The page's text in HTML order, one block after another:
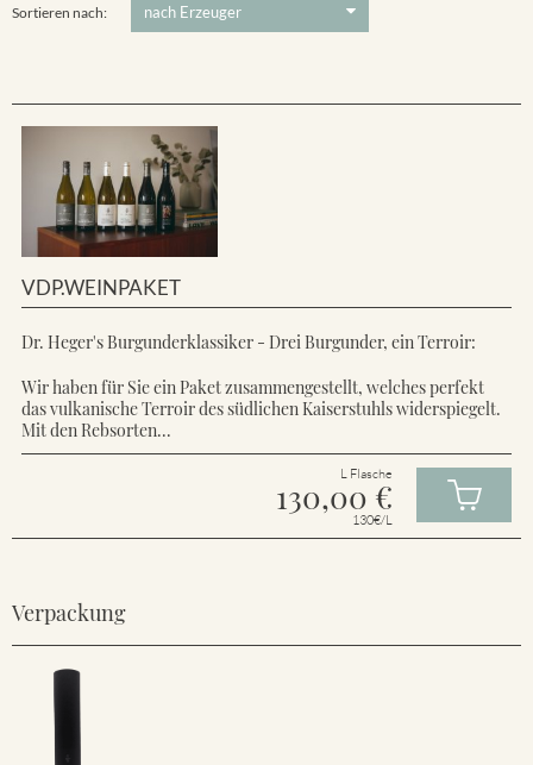
Sortieren nach:
VDP.WEINPAKET
Dr. Heger's Burgunderklassiker - Drei Burgunder, ein Terroir:
Wir haben für Sie ein Paket zusammengestellt, welches perfekt
das vulkanische Terroir des südlichen Kaiserstuhls widerspiegelt.
Mit den Rebsorten...
L Flasche
130,00 €
130€/L
Verpackung